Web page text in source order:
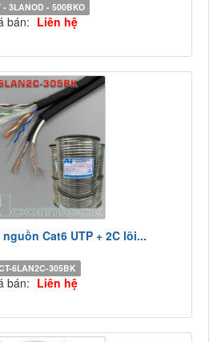
- 3LANOD - 500BKO
bán: Liên hệ
Cat6 UTP + 2C lõi...
6LAN2C-305BK
bán: Liên hệ